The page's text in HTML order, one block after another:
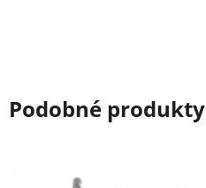
Podobné produkty